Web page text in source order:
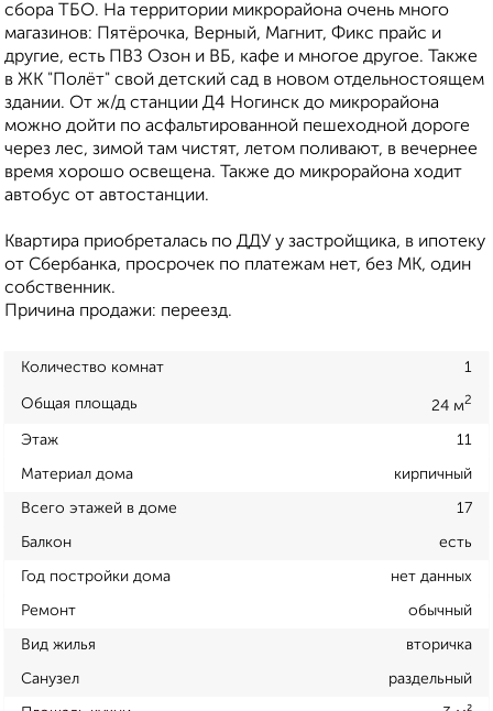
сбора ТБО. На территории микрорайона очень много
магазинов: Пятёрочка, Верный, Магнит, Фикс прайс и
другие, есть ПВЗ Озон и ВБ, кафе и многое другое. Также
в ЖК "Полёт" свой детский сад в новом отдельностоящем
здании. От ж/д станции Д4 Ногинск до микрорайона
можно дойти по асфальтированной пешеходной дороге
через лес, зимой там чистят, летом поливают, в вечернее
время хорошо освещена. Также до микрорайона ходит
автобус от автостанции.
Квартира приобреталась по ДДУ у застройщика, в ипотеку
от Сбербанка, просрочек по платежам нет, без МК, один
собственник.
Причина продажи: переезд.
Количество комнат 1
Общая площадь 24 м2
Этаж 11
Материал дома кирпичный
Всего этажей в доме 17
Балкон есть
Год постройки дома нет данных
Ремонт обычный
Вид жилья вторичка
Санузел раздельный